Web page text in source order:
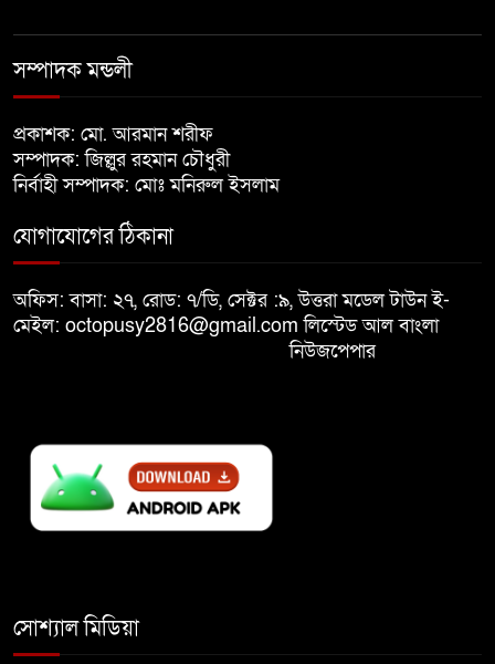
নির্বাচনের আগেই ফিরতে মরিয়া
বিজয় দিবসের আগের রাতে বীর
মুক্তিযোদ্ধার কবরের ওপর আগুন
মুক্তিযুদ্ধবিরোধীদের ষড়যন্ত্র মানুষ
নস্যাৎ করবে
ইসলামীর বর্ণাঢ্য র‍্যালি
সম্পাদক মন্ডলী
প্রকাশক: মো. আরমান শরীফ
সম্পাদক: জিল্লুর রহমান চৌধুরী
নির্বাহী সম্পাদক: মোঃ মনিরুল ইসলাম
যোগাযোগের ঠিকানা
অফিস: বাসা: ২৭, রোড: ৭/ডি, সেক্টর :৯, উত্তরা মডেল টাউন ই-
মেইল: octopusy2816@gmail.comলিস্টেড আল বাংলা
নিউজপেপার
সোশ্যাল মিডিয়া